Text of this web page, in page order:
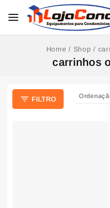
Home / Shop /
carrinhos
FILTRO